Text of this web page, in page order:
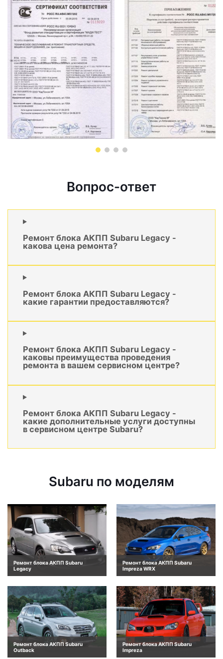
Вопрос-ответ
Ремонт блока АКПП Subaru Legacy -
какова цена ремонта?
Ремонт блока АКПП Subaru Legacy -
какие гарантии предоставляются?
Ремонт блока АКПП Subaru Legacy -
каковы преимущества проведения
ремонта в вашем сервисном центре?
Ремонт блока АКПП Subaru Legacy -
какие дополнительные услуги доступны
в сервисном центре Subaru?
Subaru по моделям
Ремонт блока АКПП Subaru
Legacy
Ремонт блока АКПП Subaru
Impreza WRX
Ремонт блока АКПП Subaru
Outback
Ремонт блока АКПП Subaru
Impreza